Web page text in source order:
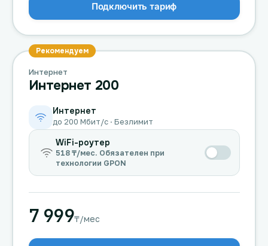
Подключить тариф
Рекомендуем
Интернет
Интернет 200
Интернет
до 200 Мбит/с · Безлимит
WiFi-роутер
518 ₸/мес. Обязателен при
технологии GPON
7 999₸/мес